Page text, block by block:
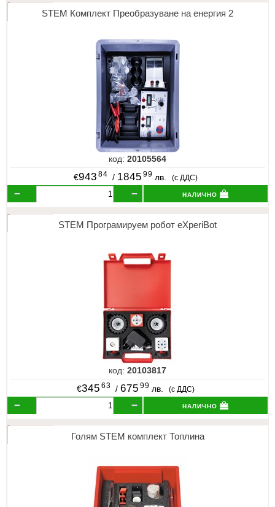
STEM Комплект Преобразуване на енергия 2
код: 20105564
€943 84 / 1845 99 лв. (с ДДС)
налично
STEM Програмируем робот eXperiBot
код: 20103817
€345 63 /675 99 лв. (с ДДС)
налично
Голям STEM комплект Топлина